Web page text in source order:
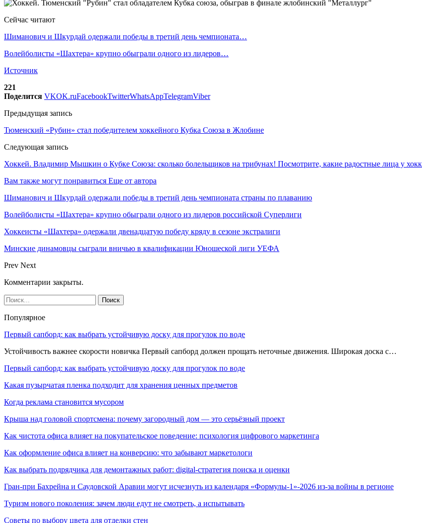
Сейчас читают
Шиманович и Шкурдай одержали победы в третий день чемпионата…
Волейболисты «Шахтера» крупно обыграли одного из лидеров…
Источник
221
Поделится VKOK.ruFacebookTwitterWhatsAppTelegramViber
Предыдущая запись
Тюменский «Рубин» стал победителем хоккейного Кубка Союза в Жлобине
Следующая запись
Хоккей. Владимир Мышкин о Кубке Союза: сколько болельщиков на трибунах! Посмотрите, какие радостные лица у
Вам также могут понравиться Еще от автора
Шиманович и Шкурдай одержали победы в третий день чемпионата страны по плаванию
Волейболисты «Шахтера» крупно обыграли одного из лидеров российской Суперлиги
Хоккеисты «Шахтера» одержали двенадцатую победу кряду в сезоне экстралиги
Минские динамовцы сыграли вничью в квалификации Юношеской лиги УЕФА
Prev Next
Комментарии закрыты.
Популярное
Первый сапборд: как выбрать устойчивую доску для прогулок по воде
Устойчивость важнее скорости новичка Первый сапборд должен прощать неточные движения. Широкая доска с…
Первый сапборд: как выбрать устойчивую доску для прогулок по воде
Какая пузырчатая пленка подходит для хранения ценных предметов
Когда реклама становится мусором
Крыша над головой спортсмена: почему загородный дом — это серьёзный проект
Как чистота офиса влияет на покупательское поведение: психология цифрового маркетинга
Как оформление офиса влияет на конверсию: что забывают маркетологи
Как выбрать подрядчика для демонтажных работ: digital-стратегия поиска и оценки
Гран-при Бахрейна и Саудовской Аравии могут исчезнуть из календаря «Формулы-1»-2026 из-за войны в регионе
Туризм нового поколения: зачем люди едут не смотреть, а испытывать
Советы по выбору цвета для отделки стен